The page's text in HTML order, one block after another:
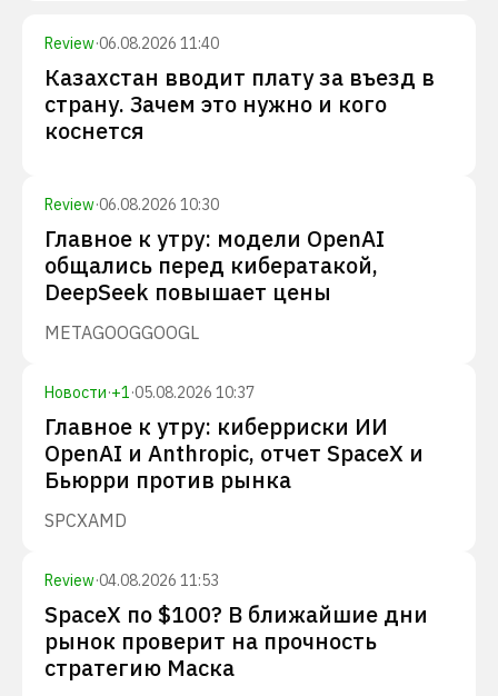
Review·06.08.2026 11:40
Казахстан вводит плату за въезд в
страну. Зачем это нужно и кого
коснется
Review·06.08.2026 10:30
Главное к утру: модели OpenAI
общались перед кибератакой,
DeepSeek повышает цены
METAGOOGGOOGL
Новости·+1·05.08.2026 10:37
Главное к утру: киберриски ИИ
OpenAI и Anthropic, отчет SpaceX и
Бьюрри против рынка
SPCXAMD
Review·04.08.2026 11:53
SpaceX по $100? В ближайшие дни
рынок проверит на прочность
стратегию Маска